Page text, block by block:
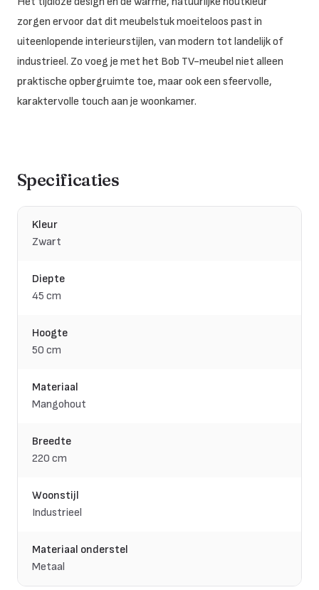
zorgen ervoor dat dit meubelstuk moeiteloos past in
uiteenlopende interieurstijlen, van modern tot landelijk of
industrieel. Zo voeg je met het Bob TV-meubel niet alleen
praktische opbergruimte toe, maar ook een sfeervolle,
karaktervolle touch aan je woonkamer.
Specificaties
Kleur
Zwart
Diepte
45 cm
Hoogte
50 cm
Materiaal
Mangohout
Breedte
220 cm
Woonstijl
Industrieel
Materiaal onderstel
Metaal